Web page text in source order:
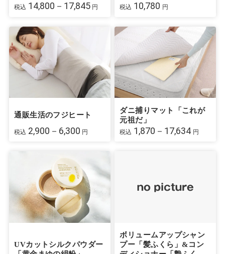
税込 14,800－17,845 円 税込 10,780 円
通販生活のフジヒート
税込 2,900－6,300 円
ダニ捕りマット「これが
元祖だ」
税込 1,870－17,634 円
UVカットシルクパウダー
ボリュームアップシャン
プー「髪ふくら」&コン